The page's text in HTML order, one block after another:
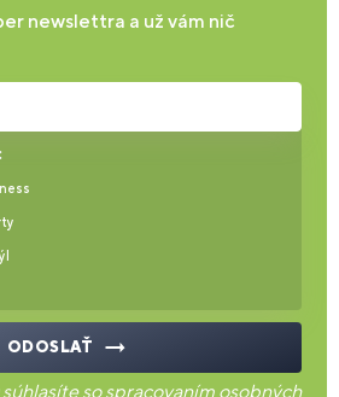
newslettra a už vám nič
ODOSLAŤ
sospracovaním osobných